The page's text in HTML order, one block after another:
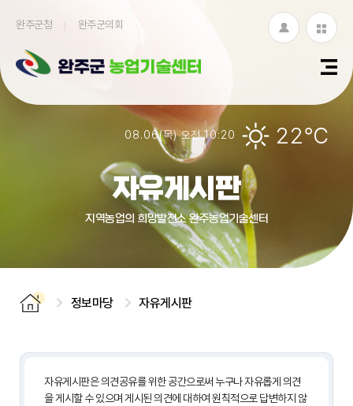
완주군청
완주군의회
누
모
08.06(목) 오전 10:20 22℃
자유게시판
지역농업의 희망발전소 완주농업기술센터
정보마당 자유게시판
자유게시판은 의견공유를 위한 공간으로써 누구나 자유롭게 의견
을 게시할 수 있으며 게시된 의견에 대하여 원칙적으로 답변하지 않